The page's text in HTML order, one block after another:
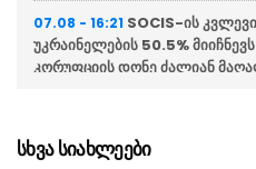
07.08 - 16:21 SOCIS-ის
უკრაინელების 50.5%
კორუფციის დონე ძალიან
07.08 - 16:15თურქეთმა საუდის
სხვა სიახლეები